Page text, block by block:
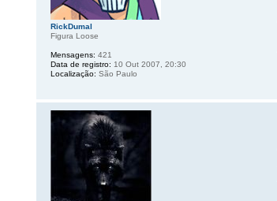
RickDumal
Figura Loose
Mensagens: 421
Data de registro: 10 Out 2007, 20:30
Localização: São Paulo